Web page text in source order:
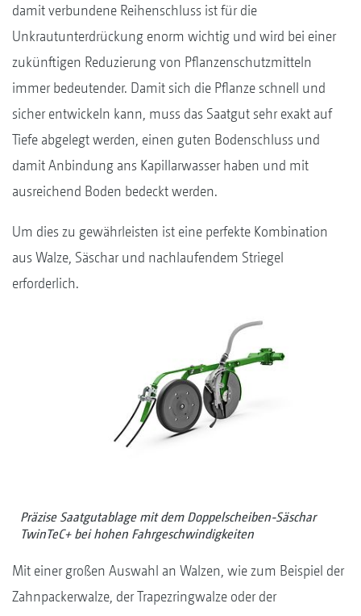
damit verbundene Reihenschluss ist für die
Unkrautunterdrückung enorm wichtig und wird bei einer
zukünftigen Reduzierung von Pflanzenschutzmitteln
immer bedeutender. Damit sich die Pflanze schnell und
sicher entwickeln kann, muss das Saatgut sehr exakt auf
Tiefe abgelegt werden, einen guten Bodenschluss und
damit Anbindung ans Kapillarwasser haben und mit
ausreichend Boden bedeckt werden.
Um dies zu gewährleisten ist eine perfekte Kombination
aus Walze, Säschar und nachlaufendem Striegel
erforderlich.
Präzise Saatgutablage mit dem Doppelscheiben-Säschar
TwinTeC+ bei hohen Fahrgeschwindigkeiten
Mit einer großen Auswahl an Walzen, wie zum Beispiel der
Zahnpackerwalze, der Trapezringwalze oder der